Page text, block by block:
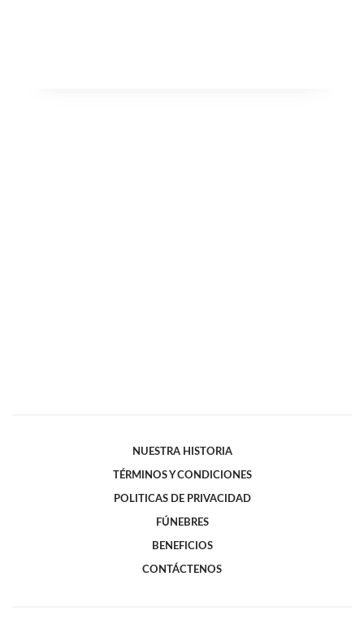
NUESTRA HISTORIA
TÉRMINOS Y CONDICIONES
POLITICAS DE PRIVACIDAD
FÚNEBRES
BENEFICIOS
CONTÁCTENOS